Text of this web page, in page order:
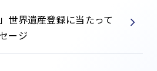
世界遺産登録に当たって
ージ